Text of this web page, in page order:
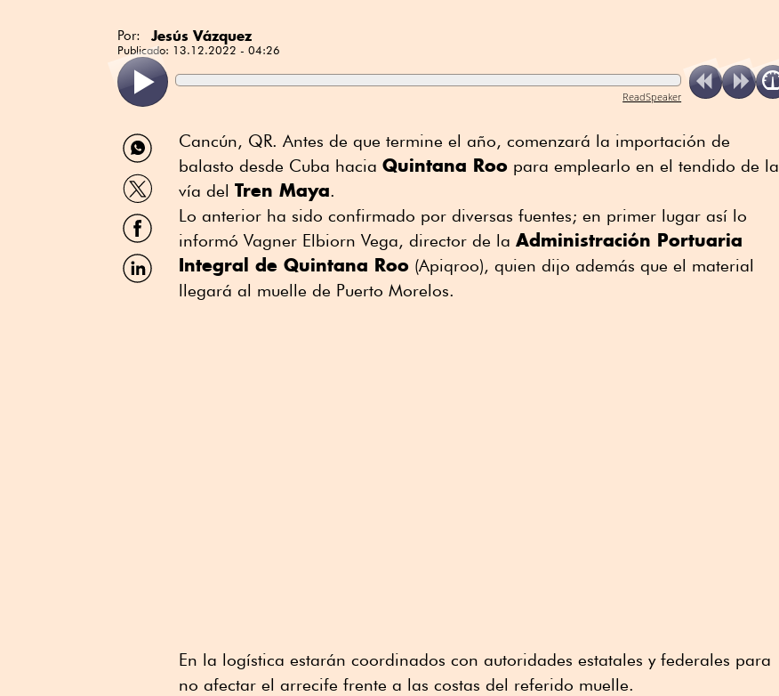
Por: Jesús Vázquez
Publicado: 13.12.2022 - 04:26
ReadSpeaker
Compartir
por
WhatsApp
Compartir
por
Twitter
Compartir
por
Facebook
Compartir
por
Cancún, QR. Antes de que termine el año, comenzará la importación de
balasto desde Cuba hacia Quintana Roo para emplearlo en el tendido de la
vía del Tren Maya.
Lo anterior ha sido confirmado por diversas fuentes; en primer lugar así lo
informó Vagner Elbiorn Vega, director de la Administración Portuaria
Integral de Quintana Roo (Apiqroo), quien dijo además que el material
llegará al muelle de Puerto Morelos.
En la logística estarán coordinados con autoridades estatales y federales para
no afectar el arrecife frente a las costas del referido muelle.